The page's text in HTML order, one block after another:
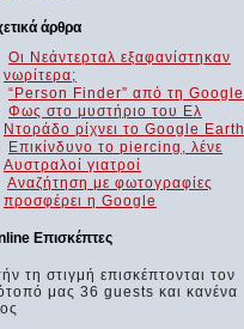
άρθρα
Οι Νεάντερταλ εξαφανίστηκαν
νωρίτερα;
“Person Finder” από τη Google
Φως στο μυστήριο του Ελ
Ντοράδο ρίχνει το Google Earth
Επικίνδυνο το piercing, λένε
Αυστραλοί γιατροί
Αναζήτηση με φωτογραφίες
προσφέρει η Google
Επισκέπτες
τη στιγμή επισκέπτονται τον
μας 36 guests και κανένα